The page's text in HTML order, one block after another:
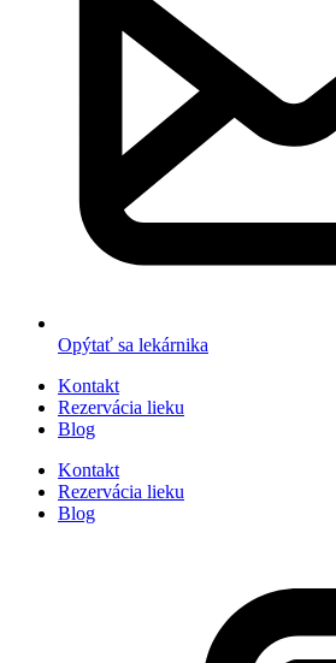
Opýtať sa lekárnika
Kontakt
Rezervácia lieku
Blog
Kontakt
Rezervácia lieku
Blog